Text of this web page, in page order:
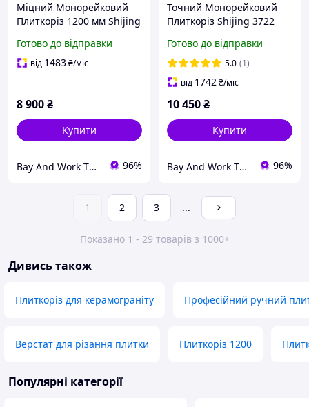
Міцний Монорейковий
Плиткоріз 1200 мм Shijing
точність | з
Направляючим лазером
Готово до відправки
від 1483₴/міс
8 900₴
Купити
Bay And Work TOOLBOX 96%
Точний Монорейковий
Плиткоріз Shijing 3722
Готово до відправки
5.0 (1)
від 1742₴/міс
10 450₴
Купити
Bay And Work TOOLBOX 96%
1 2 3 ...
Показано 1 - 29 товарів з 1000+
Дивись також
Плиткоріз для керамограніту Професійний ручний
Верстат для різання плитки Плиткоріз 1200
Популярні категорії